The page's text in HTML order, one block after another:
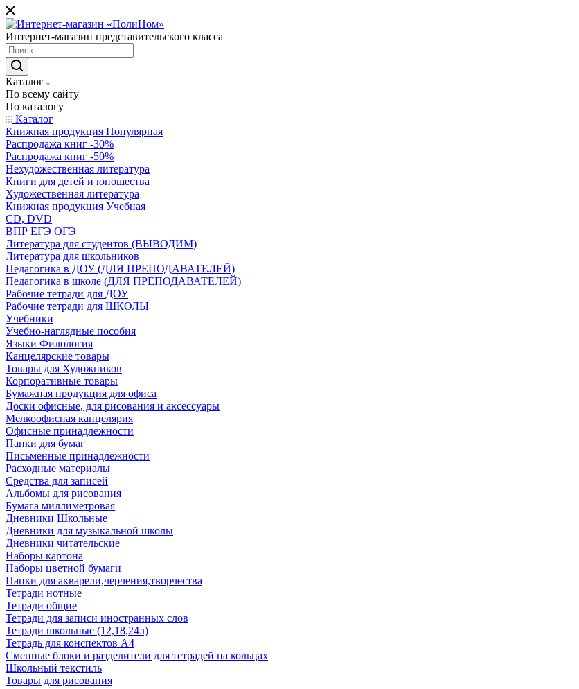
Интернет-магазин представительского класса
Каталог
По всему сайту
По каталогу
Каталог
Книжная продукция Популярная
Распродажа книг -30%
Распродажа книг -50%
Нехудожественная литература
Книги для детей и юношества
Художественная литература
Книжная продукция Учебная
CD, DVD
ВПР ЕГЭ ОГЭ
Литература для студентов (ВЫВОДИМ)
Литература для школьников
Педагогика в ДОУ (ДЛЯ ПРЕПОДАВАТЕЛЕЙ)
Педагогика в школе (ДЛЯ ПРЕПОДАВАТЕЛЕЙ)
Рабочие тетради для ДОУ
Рабочие тетради для ШКОЛЫ
Учебники
Учебно-наглядные пособия
Языки Филология
Канцелярские товары
Товары для Художников
Корпоративные товары
Бумажная продукция для офиса
Доски офисные, для рисования и аксессуары
Мелкоофисная канцелярия
Офисные принадлежности
Папки для бумаг
Письменные принадлежности
Расходные материалы
Средства для записей
Альбомы для рисования
Бумага миллиметровая
Дневники Школьные
Дневники для музыкальной школы
Дневники читательские
Наборы картона
Наборы цветной бумаги
Папки для акварели,черчения,творчества
Тетради нотные
Тетради общие
Тетради для записи иностранных слов
Тетради школьные (12,18,24л)
Тетрадь для конспектов А4
Сменные блоки и разделители для тетрадей на кольцах
Школьный текстиль
Товары для рисования